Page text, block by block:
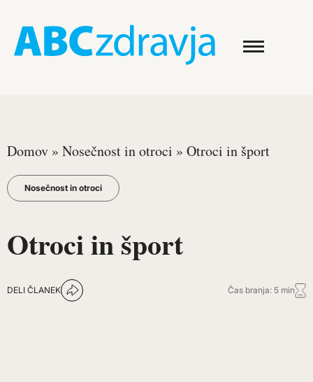
Domov » Nosečnost in otroci » Otroci in šport
Nosečnost in otroci
Otroci in šport
DELI ČLANEK Čas branja: 5 min